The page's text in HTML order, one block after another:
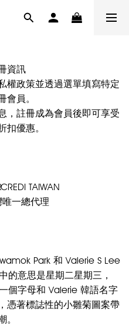
資訊
權政策並透過選單填寫特定
會員。
，註冊成為會員後即可享受
扣優惠。
TAIWAN
一總代理
Park 和 Valerie S Lee
的意思是星期二星期三，
個字母和 Valerie 韓語名字
憑著標誌性的小雛菊圖案帶
。